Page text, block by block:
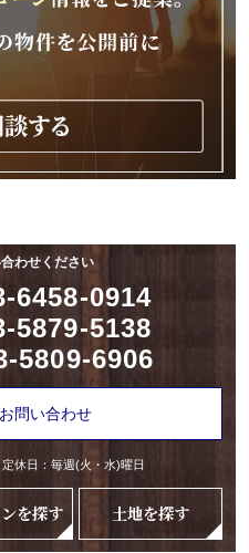
わせください
6458-0914
5879-5138
5809-6906
問い合わせ
休日：毎週(火・水)曜日
を探す 土地を探す